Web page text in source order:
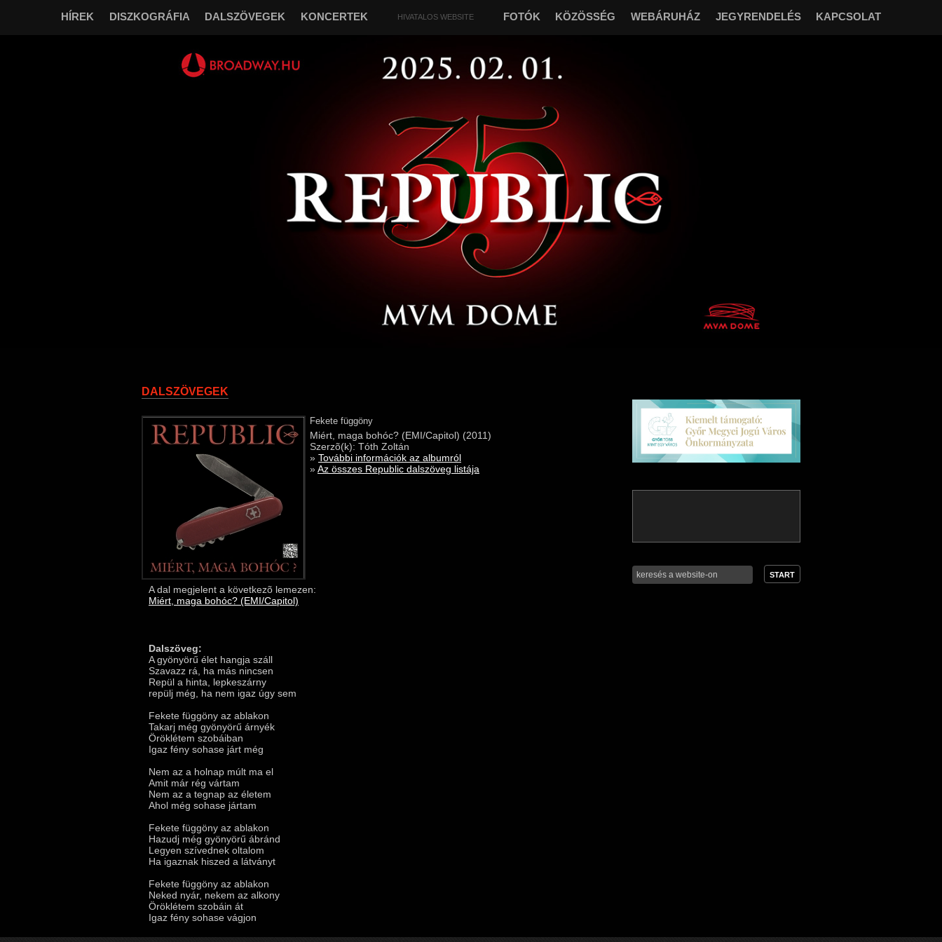
Őrizz engem ezen a világon
DALSZÖVEGEK
Fekete függöny
Miért, maga bohóc? (EMI/Capitol) (2011)
Szerzõ(k): Tóth Zoltán
» További információk az albumról
»Az összes Republic dalszöveg listája
A dal megjelent a következõ lemezen:
Miért, maga bohóc? (EMI/Capitol)
Dalszöveg:
A gyönyörű élet hangja száll
Szavazz rá, ha más nincsen
Repül a hinta, lepkeszárny
repülj még, ha nem igaz úgy sem
Fekete függöny az ablakon
Takarj még gyönyörű árnyék
Öröklétem szobáiban
Igaz fény sohase járt még
Nem az a holnap múlt ma el
Amit már rég vártam
Nem az a tegnap az életem
Ahol még sohase jártam
Fekete függöny az ablakon
Hazudj még gyönyörű ábránd
Legyen szívednek oltalom
Ha igaznak hiszed a látványt
Fekete függöny az ablakon
Neked nyár, nekem az alkony
Öröklétem szobáin át
Igaz fény sohase vágjon
START
HÍREK DISZKOGRÁFIA DALSZÖVEGEK KONCERTEK HIVATALOS WEBSITE FOTÓK KÖZÖSSÉG WEBÁRUHÁZ JEGYRENDELÉS KAPCSOLAT